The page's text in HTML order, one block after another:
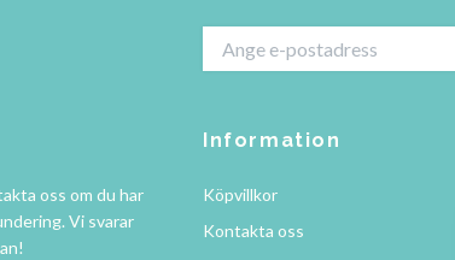
oss om du har
Vi svarar
Information
Köpvillkor
Kontakta oss